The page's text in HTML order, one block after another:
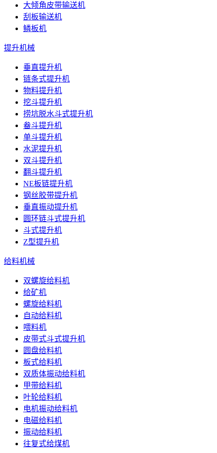
大倾角皮带输送机
刮板输送机
鳞板机
提升机械
垂直提升机
链条式提升机
物料提升机
挖斗提升机
捞坑脱水斗式提升机
畚斗提升机
单斗提升机
水泥提升机
双斗提升机
翻斗提升机
NE板链提升机
钢丝胶带提升机
垂直振动提升机
圆环链斗式提升机
斗式提升机
Z型提升机
给料机械
双螺旋给料机
给矿机
螺旋给料机
自动给料机
喂料机
皮带式斗式提升机
圆盘给料机
板式给料机
双质体振动给料机
甲带给料机
叶轮给料机
电机振动给料机
电磁给料机
振动给料机
往复式给煤机